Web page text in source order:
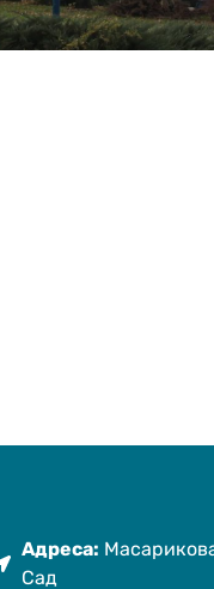
Адреса:
Сад